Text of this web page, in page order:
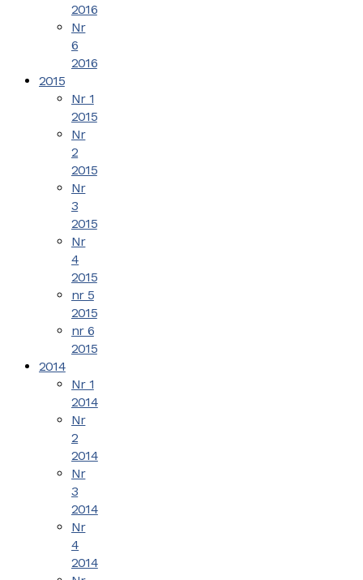
2016
Nr
6
2016
2015
Nr 1
2015
Nr
2
2015
Nr
3
2015
Nr
4
2015
nr 5
2015
nr 6
2015
2014
Nr 1
2014
Nr
2
2014
Nr
3
2014
Nr
4
2014